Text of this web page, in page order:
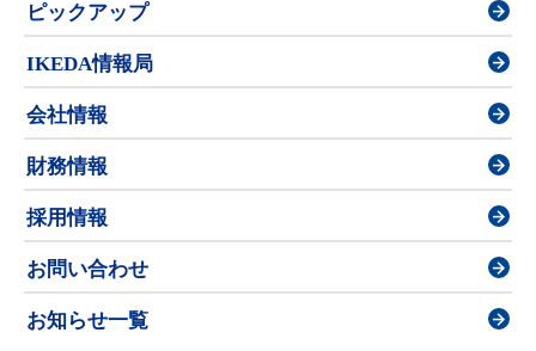
ピックアップ
IKEDA情報局
会社情報
財務情報
採用情報
お問い合わせ
お知らせ一覧